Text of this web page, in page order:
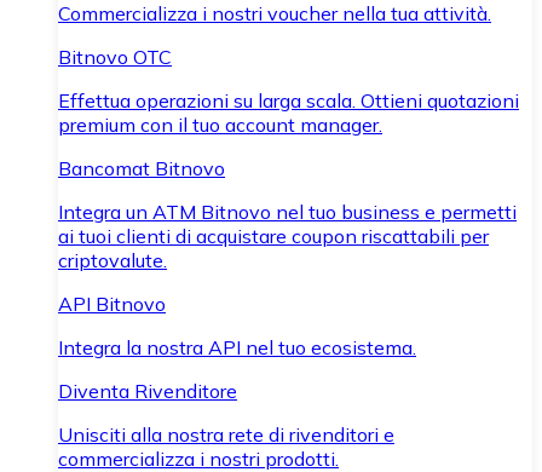
Commercializza i nostri voucher nella tua attività.
Bitnovo OTC
Effettua operazioni su larga scala. Ottieni quotazioni
premium con il tuo account manager.
Bancomat Bitnovo
Integra un ATM Bitnovo nel tuo business e permetti
ai tuoi clienti di acquistare coupon riscattabili per
criptovalute.
API Bitnovo
Integra la nostra API nel tuo ecosistema.
Diventa Rivenditore
Unisciti alla nostra rete di rivenditori e
commercializza i nostri prodotti.